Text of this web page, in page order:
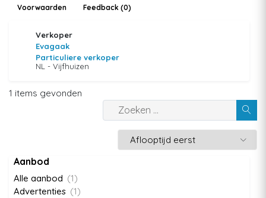
Voorwaarden Feedback (0)
Verkoper
Evagaak
Particuliere verkoper
NL - Vijfhuizen
1 items gevonden
Aanbod
Alle aanbod (1)
Advertenties (1)